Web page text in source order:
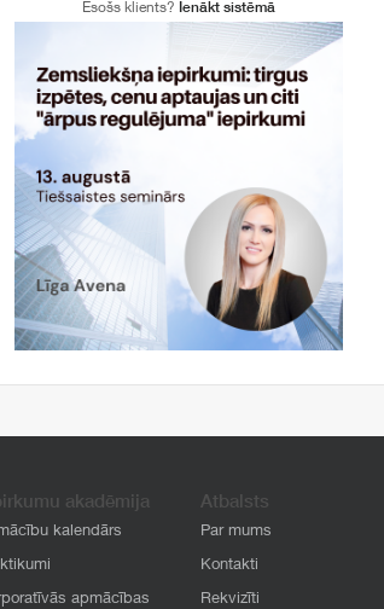
Esošs klients? Ienākt sistēmā
akadēmija
kalendārs
apmācības
Atbalsts
Par mums
Kontakti
Rekvizīti